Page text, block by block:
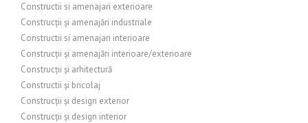
Constructii si amenajari exterioare
Construcții și amenajări industriale
Constructii si amenajari interioare
Construcții și amenajări interioare/exterioare
Construcții și arhitectură
Constructii și bricolaj
Construcții și design exterior
Construcții și design interior